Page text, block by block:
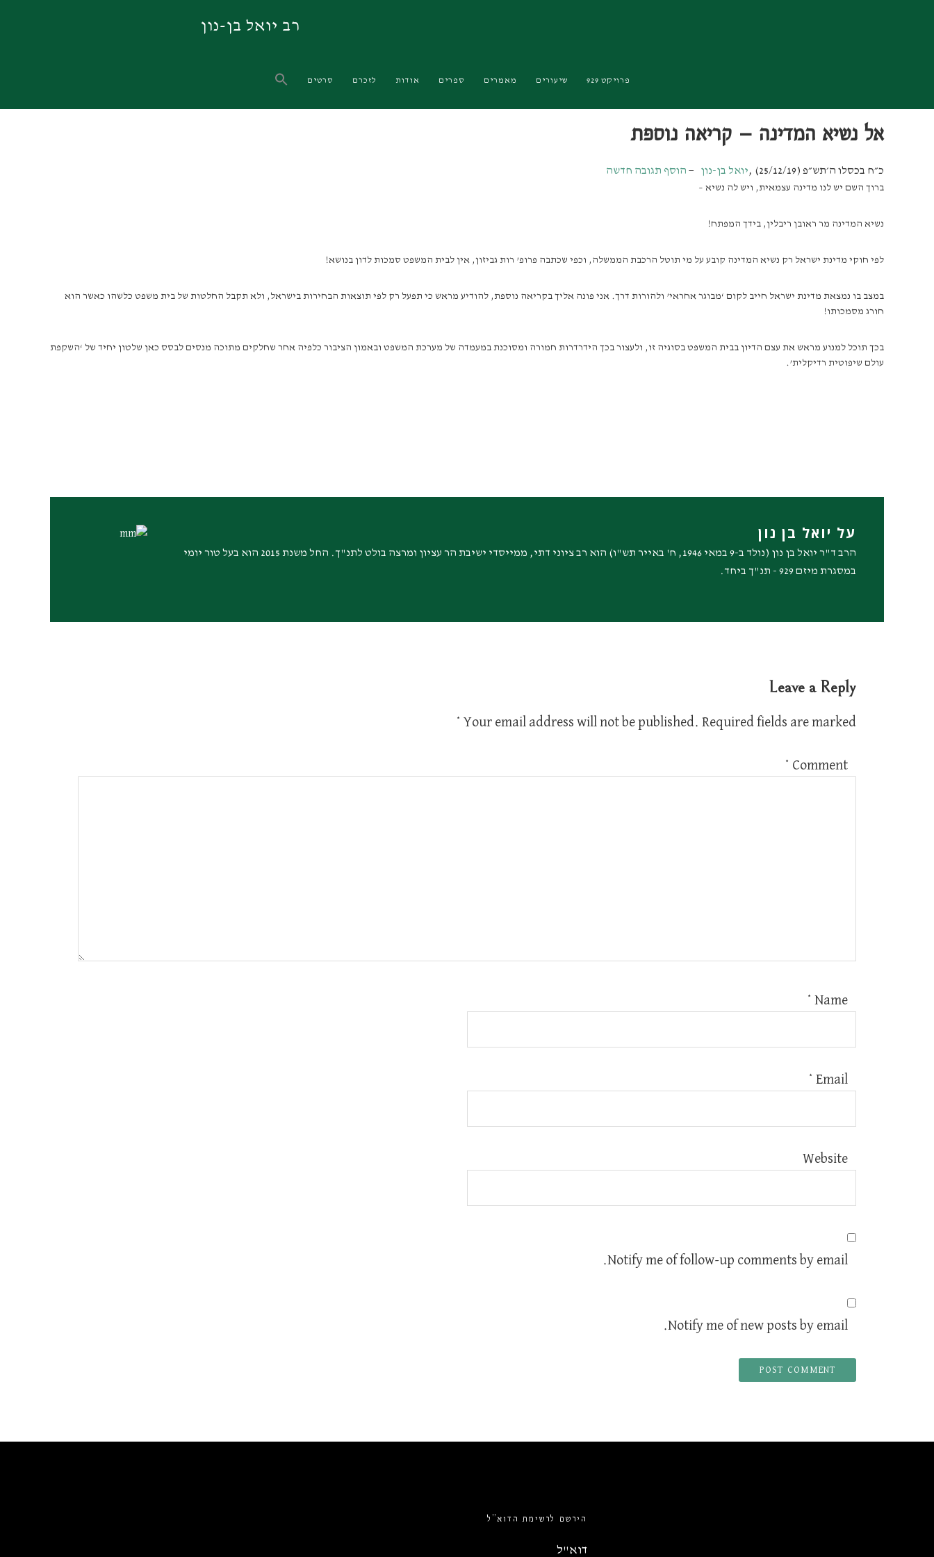
רב יואל בן-נון
פרויקט 929 שיעורים מאמרים ספרים אודות לזכרם סרטים
אל נשיא המדינה – קריאה נוספת
כ״ח בכסלו ה׳תש״פ (25/12/19) ,יואל בן-נון הוסף תגובה חדשה
ברוך השם יש לנו מדינה עצמאית, ויש לה נשיא –
נשיא המדינה מר ראובן ריבלין, בידך המפתח!
לפי חוקי מדינת ישראל רק נשיא המדינה קובע על מי תוטל הרכבת הממשלה, וכפי שכתבה פרופ’ רות גביזון, אין לבית המשפט סמכות לדון בנושא!
במצב בו נמצאת מדינת ישראל חייב לקום ‘מבוגר אחראי’ ולהורות דרך. אני פונה אליך בקריאה נוספת, להודיע מראש כי תפעל רק לפי תוצאות הבחירות בישראל, ולא תקבל החלטות של בית משפט כלשהו כאשר הוא
חורג מסמכותו!
בכך תוכל למנוע מראש את עצם הדיון בבית המשפט בסוגיה זו, ולעצור בכך הידרדרות חמורה ומסוכנת במעמדה של מערכת המשפט ובאמון הציבור כלפיה אחר שחלקים מתוכה מנסים לבסס כאן שלטון יחיד של ‘השקפת
עולם שיפוטית רדיקלית’.
על יואל בן נון
הרב ד"ר יואל בן נון (נולד ב-9 במאי 1946, ח' באייר תש"ו) הוא רב ציוני דתי, ממייסדי ישיבת הר עציון ומרצה בולט לתנ"ך. החל משנת 2015 הוא בעל טור יומי
במסגרת מיזם 929 - תנ"ך ביחד.
Leave a Reply
Your email address will not be published. Required fields are marked
*
Comment
*
Name
*
Email
*
Website
Notify me of follow-up comments by email.
Notify me of new posts by email.
הירשם לרשימת הדוא”ל
דוא"ל